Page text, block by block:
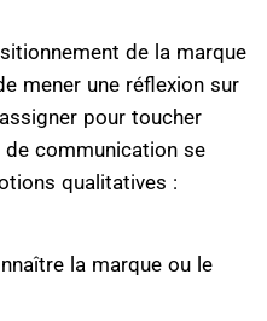
de la marque
mener une réflexion sur
pour toucher
communication se
qualitatives :
la marque ou le